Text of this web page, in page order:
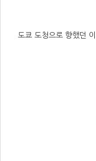
도쿄 도청으로 향했던